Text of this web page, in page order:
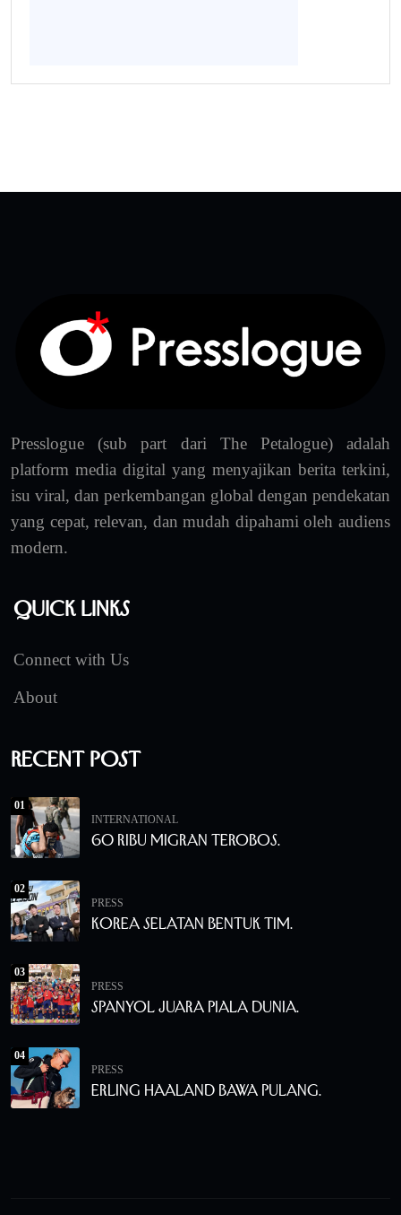
Presslogue (sub part dari The Petalogue) adalah
platform media digital yang menyajikan berita terkini,
isu viral, dan perkembangan global dengan pendekatan
yang cepat, relevan, dan mudah dipahami oleh audiens
modern.
Quick Links
Connect with Us
About
Recent Post
01
INTERNATIONAL
60 Ribu Migran Terobos.
02
PRESS
Korea Selatan Bentuk Tim.
03
PRESS
Spanyol Juara Piala Dunia.
04
PRESS
Erling Haaland Bawa Pulang.